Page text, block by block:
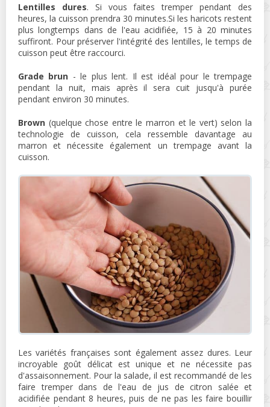
Lentilles dures. Si vous faites tremper pendant des
heures, la cuisson prendra 30 minutes.Si les haricots restent
plus longtemps dans de l'eau acidifiée, 15 à 20 minutes
suffiront. Pour préserver l'intégrité des lentilles, le temps de
cuisson peut être raccourci.
Grade brun - le plus lent. Il est idéal pour le trempage
pendant la nuit, mais après il sera cuit jusqu'à purée
pendant environ 30 minutes.
Brown (quelque chose entre le marron et le vert) selon la
technologie de cuisson, cela ressemble davantage au
marron et nécessite également un trempage avant la
cuisson.
Les variétés françaises sont également assez dures. Leur
incroyable goût délicat est unique et ne nécessite pas
d'assaisonnement. Pour la salade, il est recommandé de les
faire tremper dans de l'eau de jus de citron salée et
acidifiée pendant 8 heures, puis de ne pas les faire bouillir